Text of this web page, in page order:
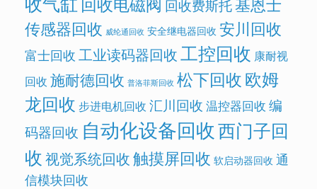
回收费斯托
传感器回收 威纶通回收 安全继电器回收 安川回收
富士回收 工业读码器回收工控回收 康耐视
回收 施耐德回收 普洛菲斯回收 松下回收欧姆
龙回收 步进电机回收 汇川回收 温控器回收 编
码器回收 自动化设备回收西门子回
收视觉系统回收触摸屏回收 软启动器回收 通
信模块回收